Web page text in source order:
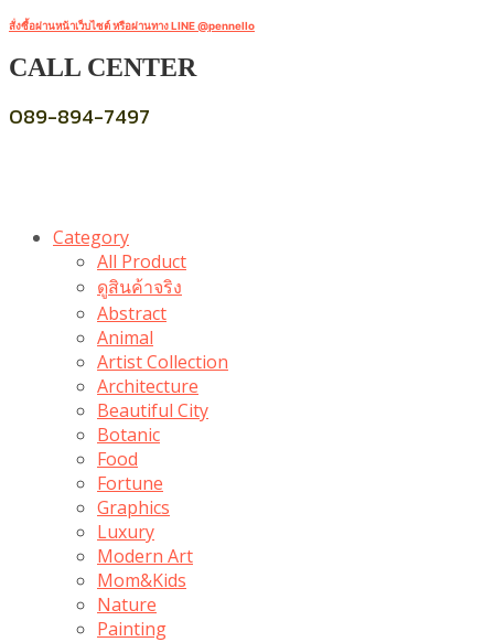
สั่งซื้อผ่านหน้าเว็บไซต์ หรือผ่านทาง LINE @pennello
CALL CENTER
089-894-7497
Category
All Product
ดูสินค้าจริง
Abstract
Animal
Artist Collection
Architecture
Beautiful City
Botanic
Food
Fortune
Graphics
Luxury
Modern Art
Mom&Kids
Nature
Painting